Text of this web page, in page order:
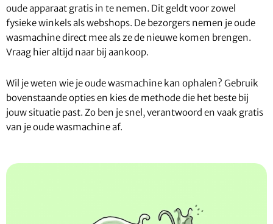
oude apparaat gratis in te nemen. Dit geldt voor zowel
fysieke winkels als webshops. De bezorgers nemen je oude
wasmachine direct mee als ze de nieuwe komen brengen.
Vraag hier altijd naar bij aankoop.
Wil je weten wie je oude wasmachine kan ophalen? Gebruik
bovenstaande opties en kies de methode die het beste bij
jouw situatie past. Zo ben je snel, verantwoord en vaak gratis
van je oude wasmachine af.